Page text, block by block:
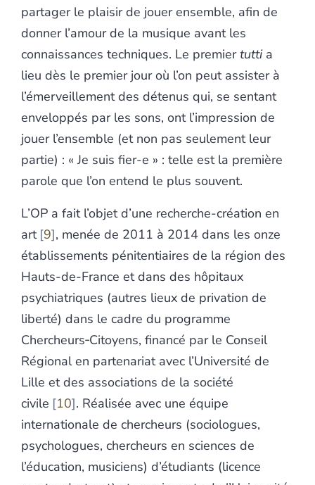
partager le plaisir de jouer ensemble, afin de
donner l’amour de la musique avant les
connaissances techniques. Le premiertuttia
lieu dès le premier jour où l’on peut assister à
l’émerveillement des détenus qui, se sentant
enveloppés par les sons, ont l’impression de
jouer l’ensemble (et non pas seulement leur
partie) : « Je suis fier-e » : telle est la première
parole que l’on entend le plus souvent.
L’OP a fait l’objet d’une recherche-création en
art 9 , menée de 2011 à 2014 dans les onze
établissements pénitentiaires de la région des
Hauts-de-France et dans des hôpitaux
psychiatriques (autres lieux de privation de
liberté) dans le cadre du programme
Chercheurs‑Citoyens, financé par le Conseil
Régional en partenariat avec l’Université de
Lille et des associations de la société
civile 10 . Réalisée avec une équipe
internationale de chercheurs (sociologues,
psychologues, chercheurs en sciences de
l’éducation, musiciens) d’étudiants (licence